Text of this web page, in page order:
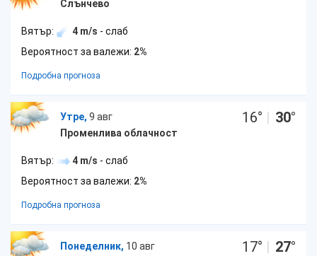
Слънчево
Вятър: 4 m/s - слаб
Вероятност за валежи: 2%
Подробна прогноза
Утре, 9 авг
Променлива облачност
16° | 30°
Вятър: 4 m/s - слаб
Вероятност за валежи: 2%
Подробна прогноза
Понеделник, 10 авг
17° | 27°